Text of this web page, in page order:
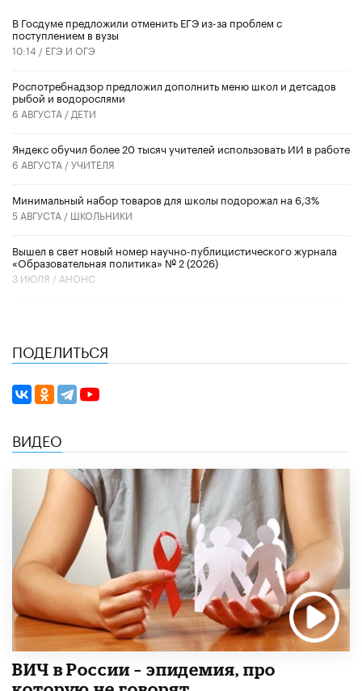
В Госдуме предложили отменить ЕГЭ из-за проблем с
поступлением в вузы
10:14 / ЕГЭ И ОГЭ
Роспотребнадзор предложил дополнить меню школ и детсадов
рыбой и водорослями
6 АВГУСТА / ДЕТИ
​Яндекс обучил более 20 тысяч учителей использовать ИИ в работе
6 АВГУСТА /УЧИТЕЛЯ
Минимальный набор товаров для школы подорожал на 6,3%
5 АВГУСТА / ШКОЛЬНИКИ
Вышел в свет новый номер научно-публицистического журнала
«Образовательная политика» № 2 (2026)
3 ИЮЛЯ / АНОНС
ПОДЕЛИТЬСЯ
ВИДЕО
ВИЧ в России – эпидемия, про